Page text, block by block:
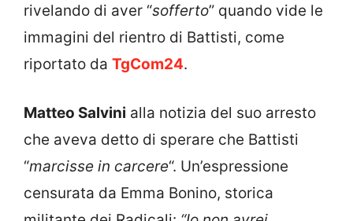
rivelando di aver “sofferto” quando vide le
immagini del rientro di Battisti, come
riportato da TgCom24.
Matteo Salvini alla notizia del suo arresto
che aveva detto di sperare che Battisti
“marcisse in carcere“. Un’espressione
censurata da Emma Bonino, storica